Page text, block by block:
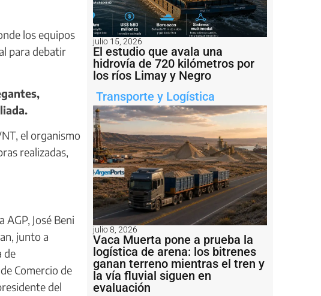
los equipos
para debatir
el organismo
realizadas,
José Beni
junto a
de
Comercio de
del
julio 15, 2026
El estudio que avala una
hidrovía de 720 kilómetros por
los ríos Limay y Negro
Transporte y Logística
julio 8, 2026
Vaca Muerta pone a prueba la
logística de arena: los bitrenes
ganan terreno mientras el tren y
la vía fluvial siguen en
evaluación